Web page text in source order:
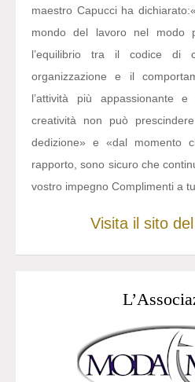
maestro Capucci ha dichiarato:
mondo del lavoro nel modo
l’equilibrio tra il codice di
organizzazione e il
l’attività più appassionante
creatività non può
dedizione» e «dal momento
rapporto, sono sicuro che
vostro impegno Complimenti a
Visita il sito